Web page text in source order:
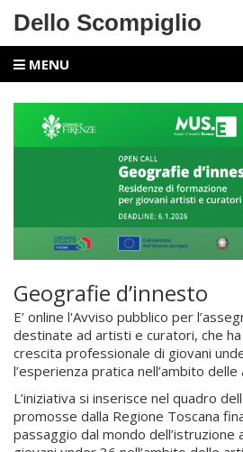
Dello Scompiglio
MENU
Geografie d’innesto
E’ online l'Avviso pubblico per
destinate ad artisti e curatori, che
crescita professionale di giovani
l’esperienza pratica nell’ambito
L’iniziativa si inserisce nel quadro
promosse dalla Regione Toscana
passaggio dal mondo dell’istruzione